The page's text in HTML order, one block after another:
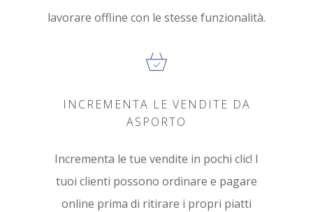
lavorare offline con le stesse funzionalità.
INCREMENTA LE VENDITE DA
ASPORTO
Incrementa le tue vendite in pochi clic! I
tuoi clienti possono ordinare e pagare
online prima di ritirare i propri piatti